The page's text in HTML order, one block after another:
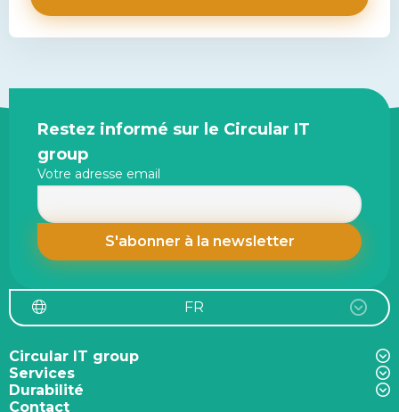
Site
footer
Restez informé sur le Circular IT
group
Votre adresse email
FR
Circular IT group
Services
Durabilité
Contact